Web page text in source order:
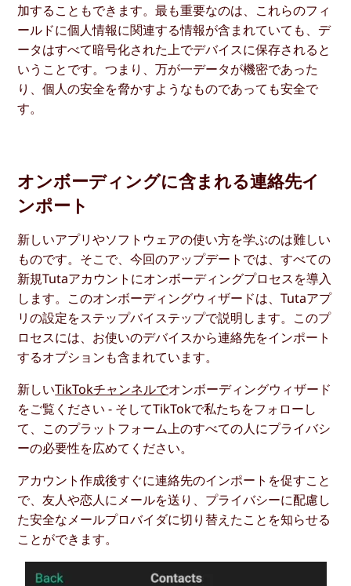
加することもできます。最も重要なのは、これらのフィ
ールドに個人情報に関連する情報が含まれていても、デ
ータはすべて暗号化された上でデバイスに保存されると
いうことです。つまり、万が一データが機密であった
り、個人の安全を脅かすようなものであっても安全で
す。
オンボーディングに含まれる連絡先イ
ンポート
新しいアプリやソフトウェアの使い方を学ぶのは難しい
ものです。そこで、今回のアップデートでは、すべての
新規Tutaアカウントにオンボーディングプロセスを導入
します。このオンボーディングウィザードは、Tutaアプ
リの設定をステップバイステップで説明します。このプ
ロセスには、お使いのデバイスから連絡先をインポート
するオプションも含まれています。
新しいTikTokチャンネルでオンボーディングウィザード
をご覧ください - そしてTikTokで私たちをフォローし
て、このプラットフォーム上のすべての人にプライバシ
ーの必要性を広めてください。
アカウント作成後すぐに連絡先のインポートを促すこと
で、友人や恋人にメールを送り、プライバシーに配慮し
た安全なメールプロバイダに切り替えたことを知らせる
ことができます。